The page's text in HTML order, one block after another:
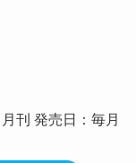
刊 発売日：毎月